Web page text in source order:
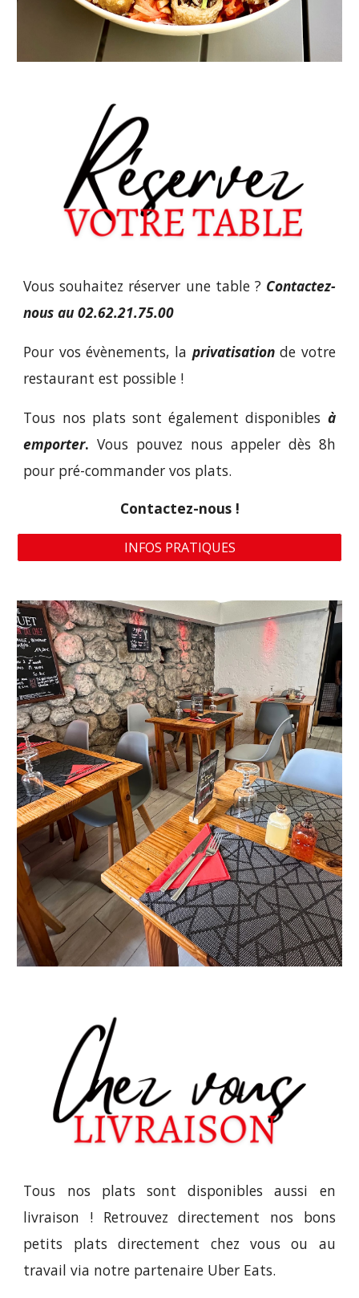
Vous souhaitez réserver une table ? Contactez-
nous au 02.62.21.75.00
Pour vos évènements, la privatisationde votre
restaurant est possible !
Tous nos plats sont également disponibles à
emporter. Vous pouvez nous appeler dès 8h
pour pré-commander vos plats.
Contactez-nous !
INFOS PRATIQUES
Tous nos plats sont disponibles aussi en
livraison ! Retrouvez directement nos bons
petits plats directement chez vous ou au
travail via notre partenaire Uber Eats.